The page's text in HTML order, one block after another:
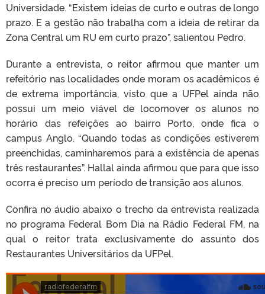
Universidade. “Existem ideias de curto e outras de longo
prazo. E a gestão não trabalha com a ideia de retirar da
Zona Central um RU em curto prazo”, salientou Pedro.
Durante a entrevista, o reitor afirmou que manter um
refeitório nas localidades onde moram os acadêmicos é
de extrema importância, visto que a UFPel ainda não
possui um meio viável de locomover os alunos no
horário das refeições ao bairro Porto, onde fica o
campus Anglo. “Quando todas as condições estiverem
preenchidas, caminharemos para a existência de apenas
três restaurantes”. Hallal ainda afirmou que para que isso
ocorra é preciso um período de transição aos alunos.
Confira no áudio abaixo o trecho da entrevista realizada
no programa Federal Bom Dia na Rádio Federal FM, na
qual o reitor trata exclusivamente do assunto dos
Restaurantes Universitários da UFPel.